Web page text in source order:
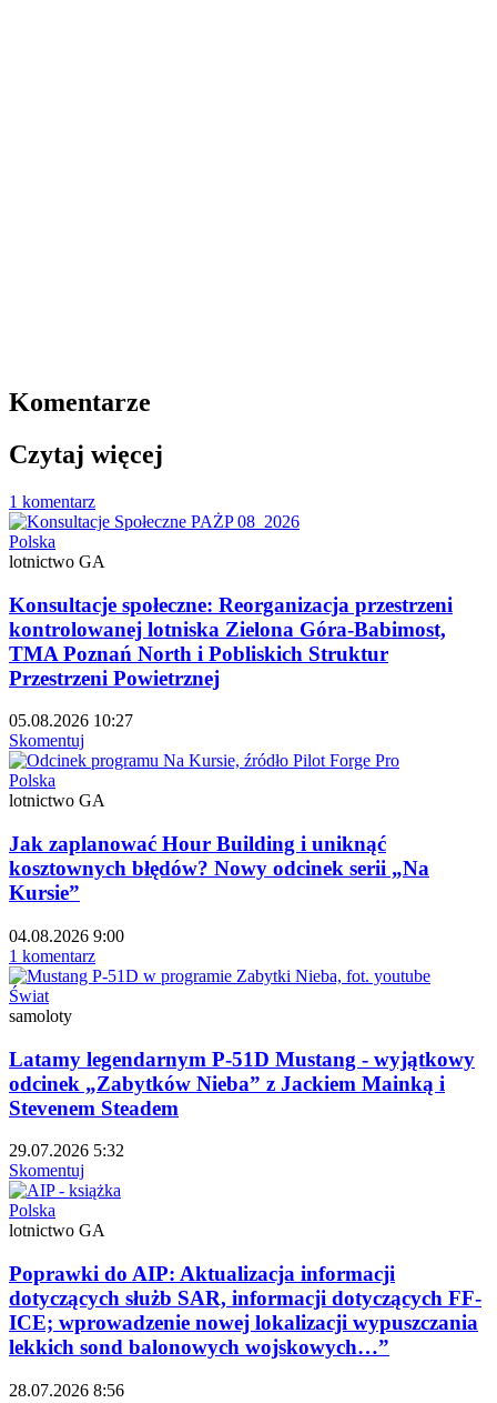
Komentarze
Czytaj więcej
1 komentarz
Polska
lotnictwo GA
Konsultacje społeczne: Reorganizacja przestrzeni
kontrolowanej lotniska Zielona Góra-Babimost,
TMA Poznań North i Pobliskich Struktur
Przestrzeni Powietrznej
05.08.2026 10:27
Skomentuj
Polska
lotnictwo GA
Jak zaplanować Hour Building i uniknąć
kosztownych błędów? Nowy odcinek serii „Na
Kursie”
04.08.2026 9:00
1 komentarz
Świat
samoloty
Latamy legendarnym P-51D Mustang - wyjątkowy
odcinek „Zabytków Nieba” z Jackiem Mainką i
Stevenem Steadem
29.07.2026 5:32
Skomentuj
Polska
lotnictwo GA
Poprawki do AIP: Aktualizacja informacji
dotyczących służb SAR, informacji dotyczących FF-
ICE; wprowadzenie nowej lokalizacji wypuszczania
lekkich sond balonowych wojskowych…”
28.07.2026 8:56